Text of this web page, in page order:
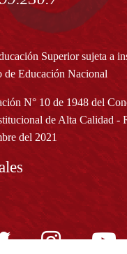
Superior sujeta a
de Educación Nacional
N° 10 de 1948 del
de Alta Calidad -
del 2021